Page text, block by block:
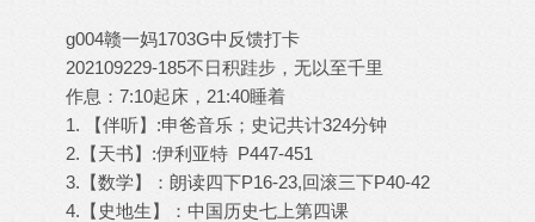
g004赣一妈1703G中反馈打卡
202109229-185不日积跬步，无以至千里
作息：7:10起床，21:40睡着
1. 【伴听】:申爸音乐；史记共计324分钟
2.【天书】:伊利亚特 P447-451
3.【数学】：朗读四下P16-23,回滚三下P40-42
4.【史地生】：中国历史七上第四课